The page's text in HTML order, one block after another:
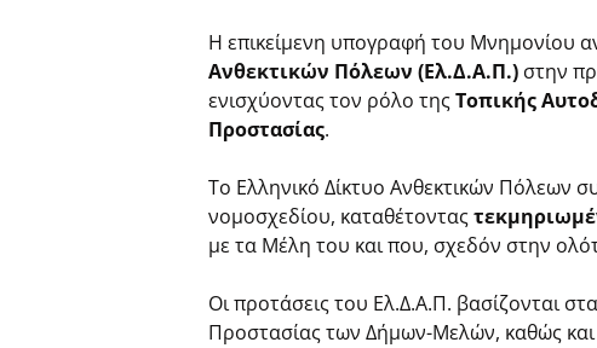
Η επικείμενη υπογραφή του Μνημονίου
Ανθεκτικών Πόλεων (Ελ.Δ.Α.Π.) στην
ενισχύοντας τον ρόλο τηςΤοπικής
Προστασίας.
Το Ελληνικό Δίκτυο Ανθεκτικών Πόλεων
νομοσχεδίου, καταθέτοντας
με τα Μέλη του και που, σχεδόν στην
Οι προτάσεις του Ελ.Δ.Α.Π. βασίζονται
Προστασίας των Δήμων-Μελών, καθώς